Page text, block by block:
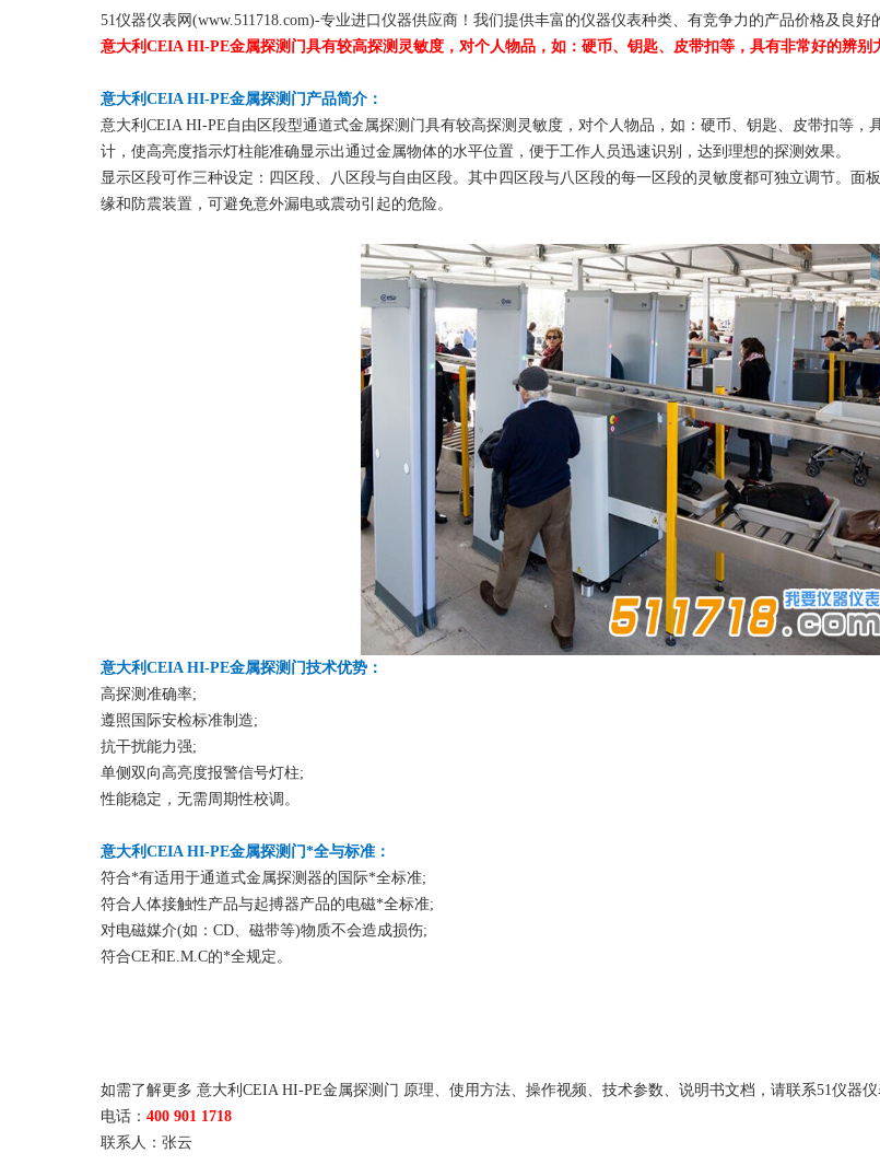
51仪器仪表网(www.511718.com)-专业进口仪器供应商！我们提供丰富的仪器仪表种类、有竞争力的产品价格及良好
意大利CEIA HI-PE金属探测门具有较高探测灵敏度，对个人物品，如：硬币、钥匙、皮带扣等，具有非常好的辨别
意大利CEIA HI-PE金属探测门产品简介：
意大利CEIA HI-PE自由区段型通道式金属探测门具有较高探测灵敏度，对个人物品，如：硬币、钥匙、皮带扣等，
计，使高亮度指示灯柱能准确显示出通过金属物体的水平位置，便于工作人员迅速识别，达到理想的探测效果。
显示区段可作三种设定：四区段、八区段与自由区段。其中四区段与八区段的每一区段的灵敏度都可独立调节。面
缘和防震装置，可避免意外漏电或震动引起的危险。
意大利CEIA HI-PE金属探测门技术优势：
高探测准确率;
遵照国际安检标准制造;
抗干扰能力强;
单侧双向高亮度报警信号灯柱;
性能稳定，无需周期性校调。
意大利CEIA HI-PE金属探测门*全与标准：
符合*有适用于通道式金属探测器的国际*全标准;
符合人体接触性产品与起搏器产品的电磁*全标准;
对电磁媒介(如：CD、磁带等)物质不会造成损伤;
符合CE和E.M.C的*全规定。
如需了解更多 意大利CEIA HI-PE金属探测门 原理、使用方法、操作视频、技术参数、说明书文档，请联系51仪器仪
电话： 400 901 1718
联系人：张云